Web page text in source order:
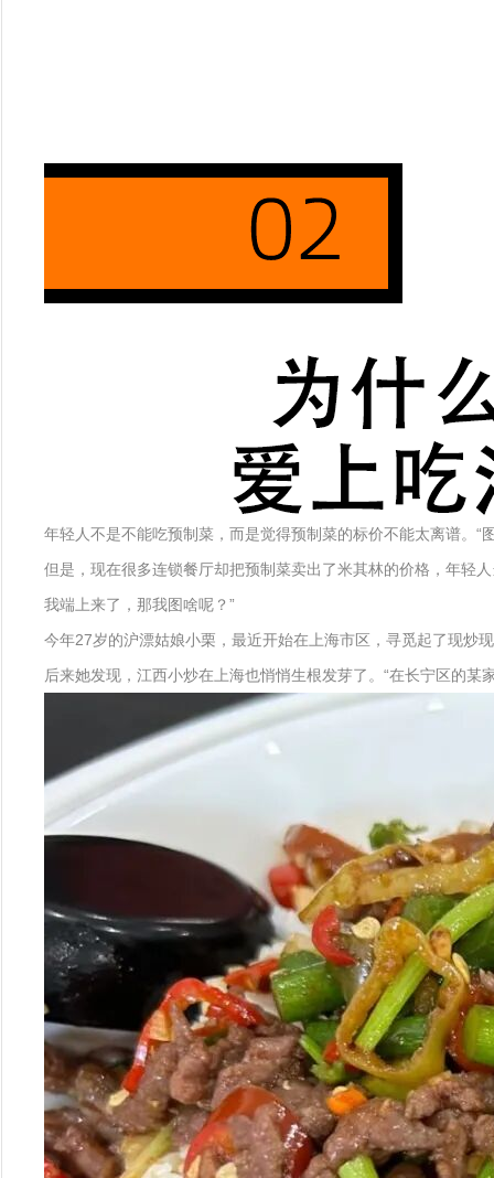
年轻人不是不能吃预制菜，而是觉得预制菜的标价不能太离谱。
但是，现在很多连锁餐厅却把预制菜卖出了米其林的价格，年轻
我端上来了，那我图啥呢？”
今年27岁的沪漂姑娘小栗，最近开始在上海市区，寻觅起了现炒
后来她发现，江西小炒在上海也悄悄生根发芽了。“在长宁区的